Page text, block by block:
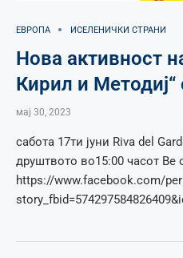
ЕВРОПА ИСЕЛЕНИЧКИ СТРАНИ
Нова активност
Кирил и
мај 30, 2023
сабота 17ти јуни Riva del
друштвото во15:00 часот Ве
https://www.facebook.com/